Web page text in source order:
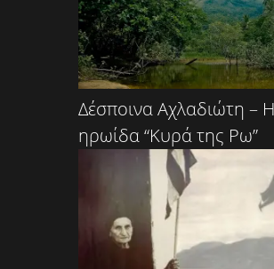
Δέσποινα Αχλαδιώτη –
ηρωίδα “Κυρά της Ρω”